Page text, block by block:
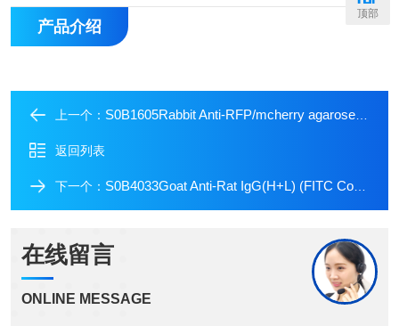
产品介绍
上一个： S0B1605Rabbit Anti-RFP/mcherry agarose beads
返回列表
下一个： S0B4033Goat Anti-Rat IgG(H+L) (FITC Conjugate)
在线留言
ONLINE MESSAGE
顶部